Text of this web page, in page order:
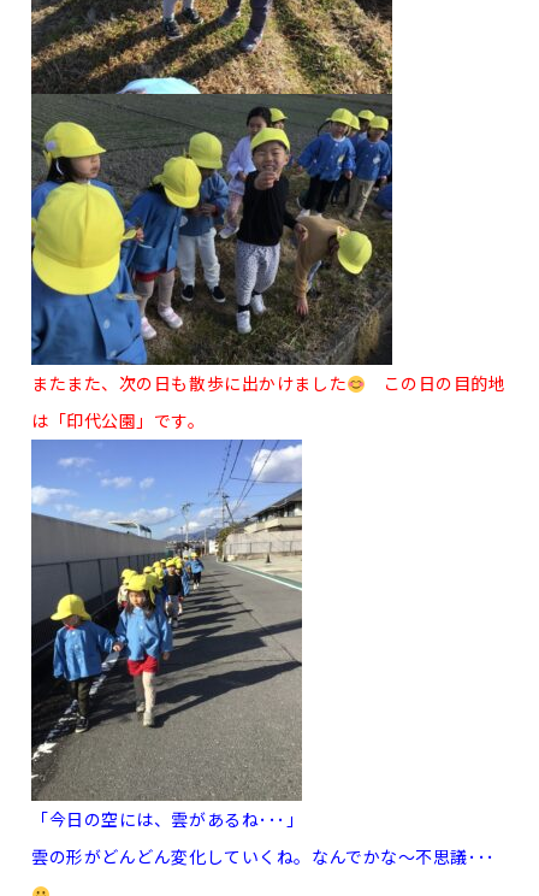
またまた、次の日も散歩に出かけました
この日の目的地
は「印代公園」です。
「今日の空には、雲があるね･･･」
雲の形がどんどん変化していくね。なんでかな～不思議･･･